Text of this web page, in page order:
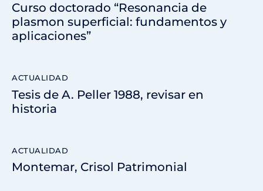
Curso doctorado “Resonancia de
plasmon superficial: fundamentos y
aplicaciones”
ACTUALIDAD
Tesis de A. Peller 1988, revisar en
historia
ACTUALIDAD
Montemar, Crisol Patrimonial